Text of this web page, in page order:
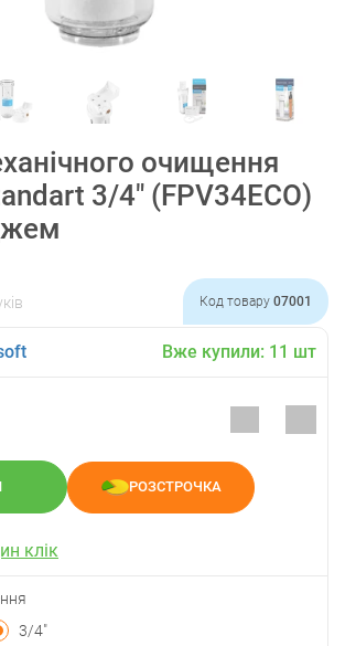
очищення
3/4" (FPV34ECO)
Код товару 07001
Вже купили: 11 шт
РОЗСТРОЧКА
клік
3/4"